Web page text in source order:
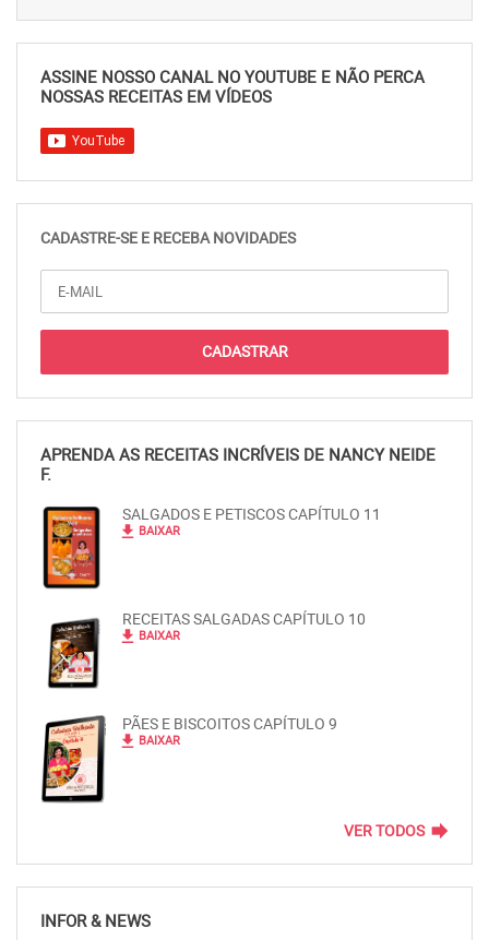
ASSINE NOSSO CANAL NO YOUTUBE E NÃO PERCA
NOSSAS RECEITAS EM VÍDEOS
CADASTRE-SE E RECEBA NOVIDADES
APRENDA AS RECEITAS INCRÍVEIS DE NANCY NEIDE
F.
SALGADOS E PETISCOS CAPÍTULO 11
file_download BAIXAR
RECEITAS SALGADAS CAPÍTULO 10
file_download BAIXAR
PÃES E BISCOITOS CAPÍTULO 9
file_download BAIXAR
VER TODOS forward
INFOR & NEWS